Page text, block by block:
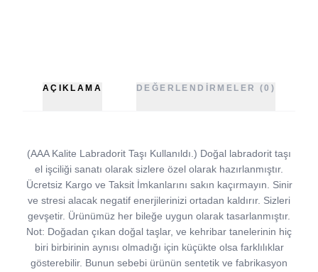
AÇIKLAMA DEĞERLENDIRMELER (0)
(AAA Kalite Labradorit Taşı Kullanıldı.) Doğal labradorit taşı
el işciliği sanatı olarak sizlere özel olarak hazırlanmıştır.
Ücretsiz Kargo ve Taksit İmkanlarını sakın kaçırmayın. Sinir
ve stresi alacak negatif enerjilerinizi ortadan kaldırır. Sizleri
gevşetir. Ürünümüz her bileğe uygun olarak tasarlanmıştır.
Not: Doğadan çıkan doğal taşlar, ve kehribar tanelerinin hiç
biri birbirinin aynısı olmadığı için küçükte olsa farklılıklar
gösterebilir. Bunun sebebi ürünün sentetik ve fabrikasyon